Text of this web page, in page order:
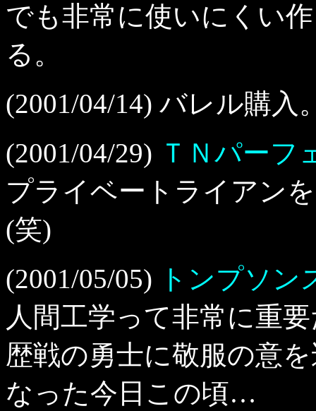
でも非常に使いにくい
る。
(2001/04/14) バレル購
(2001/04/29) ＴＮパーフ
プライベートライアン
(笑)
(2001/05/05) トンプソン
人間工学って非常に重
歴戦の勇士に敬服の意
なった今日この頃…